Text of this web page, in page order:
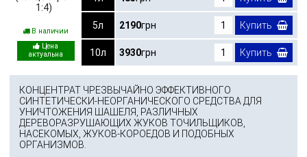
В наличии
5л 2190грн Купить
10л 3930грн Купить
КОНЦЕНТРАТ ЧРЕЗВЫЧАЙНО ЭФФЕКТИВНОГО
СИНТЕТИЧЕСКИ-НЕОРГАНИЧЕСКОГО СРЕДСТВА ДЛЯ
УНИЧТОЖЕНИЯ ШАШЕЛЯ, РАЗЛИЧНЫХ
ДЕРЕВОРАЗРУШАЮЩИХ ЖУКОВ ТОЧИЛЬЩИКОВ,
НАСЕКОМЫХ, ЖУКОВ-КОРОЕДОВ И ПОДОБНЫХ
ОРГАНИЗМОВ.